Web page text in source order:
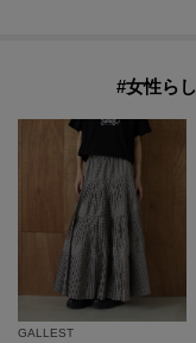
#女性ら
GALLEST